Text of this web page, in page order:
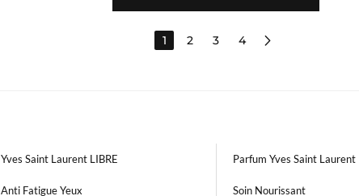
1 2 3 4
Yves Saint Laurent LIBRE Parfum Yves Saint Laurent
Anti Fatigue Yeux Soin Nourissant